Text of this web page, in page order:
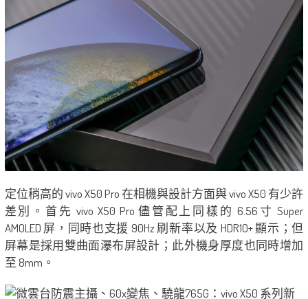
定位稍高的 vivo X50 Pro 在相機與設計方面與 vivo X50 有少許
差別。首先 vivo X50 Pro 儘管配上同樣的 6.56寸 Super
AMOLED 屏，同時也支援 90Hz 刷新率以及 HDR10+ 顯示；但
屏幕是採用雙曲面瀑布屏設計；此外機身厚度也同時增加
至 8mm。